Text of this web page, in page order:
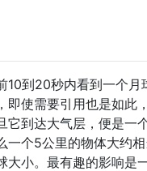
10到20秒内看到一个月
即使需要引用也是如此
它到达大气层，便是一
一个5公里的物体大约
大小。最有趣的影响是